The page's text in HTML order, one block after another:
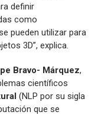
definir
como
pueden utilizar para
3D”, explica.
Bravo- Márquez,
científicos
(NLP por su sigla
que se